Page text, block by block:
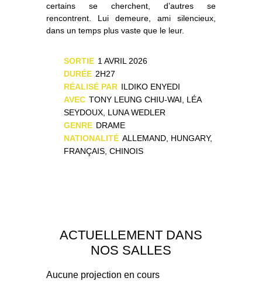
certains se cherchent, d’autres se
rencontrent. Lui demeure, ami silencieux,
dans un temps plus vaste que le leur.
SORTIE 1 AVRIL 2026
DURÉE 2H27
RÉALISÉ PAR ILDIKO ENYEDI
AVEC TONY LEUNG CHIU-WAI, LÉA
SEYDOUX, LUNA WEDLER
GENRE DRAME
NATIONALITÉ ALLEMAND, HUNGARY,
FRANÇAIS, CHINOIS
ACTUELLEMENT DANS
NOS SALLES
Aucune projection en cours